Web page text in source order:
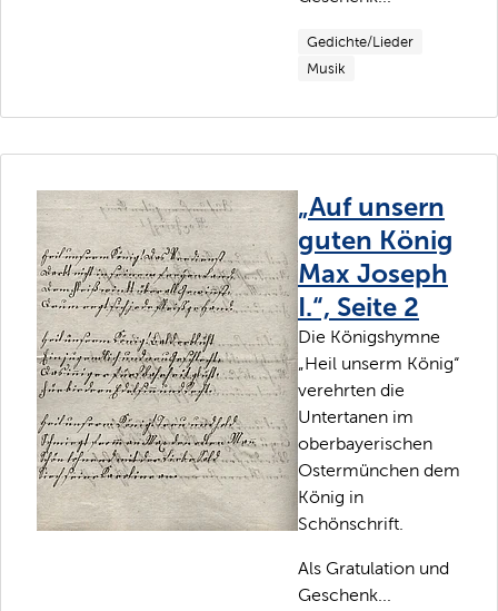
Gedichte/Lieder
Musik
„Auf unsern
guten König
Max Joseph
I.“, Seite 2
Die Königshymne
„Heil unserm König“
verehrten die
Untertanen im
oberbayerischen
Ostermünchen dem
König in
Schönschrift.
Als Gratulation und
Geschenk...